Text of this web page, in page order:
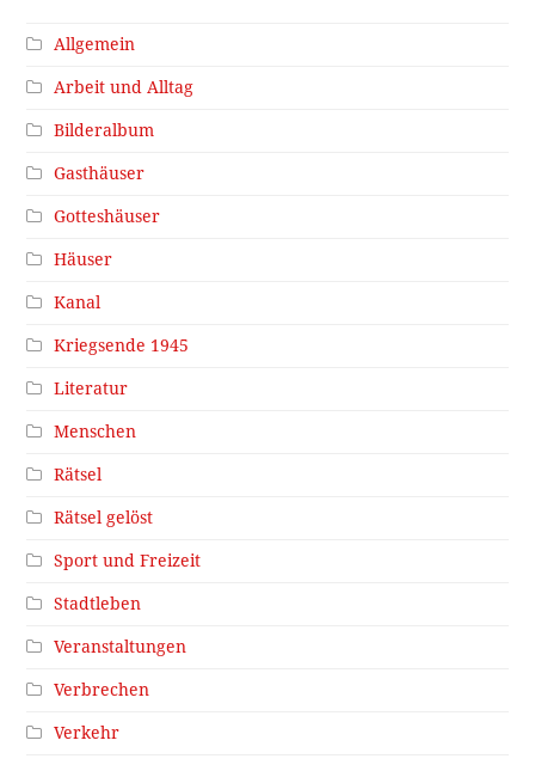
Allgemein
Arbeit und Alltag
Bilderalbum
Gasthäuser
Gotteshäuser
Häuser
Kanal
Kriegsende 1945
Literatur
Menschen
Rätsel
Rätsel gelöst
Sport und Freizeit
Stadtleben
Veranstaltungen
Verbrechen
Verkehr